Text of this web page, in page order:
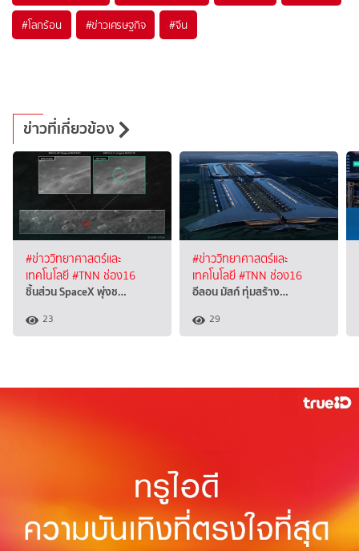
#โลกร้อน #ข่าวเศรษฐกิจ #จีน
ข่าวที่เกี่ยวข้อง
#ข่าววิทยาศาสตร์และ
เทคโนโลยี#TNN ช่อง16
ชิ้นส่วน SpaceX พุ่งช…
23
#ข่าววิทยาศาสตร์และ
เทคโนโลยี#TNN ช่อง16
อีลอน มัสก์ ทุ่มสร้าง…
29